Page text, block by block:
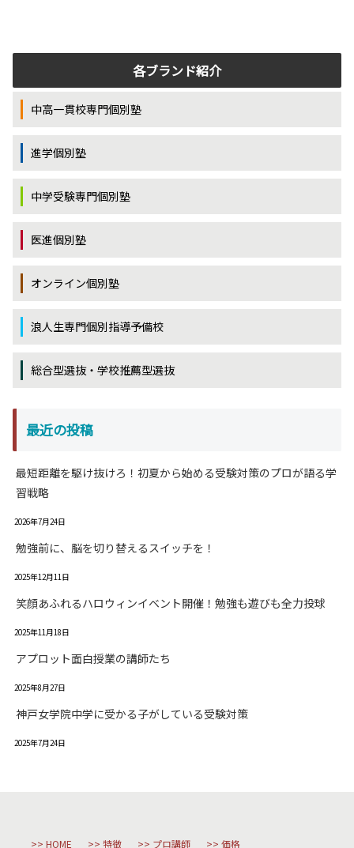
各ブランド紹介
中高一貫校専門個別塾
進学個別塾
中学受験専門個別塾
医進個別塾
オンライン個別塾
浪人生専門個別指導予備校
総合型選抜・学校推薦型選抜
最近の投稿
最短距離を駆け抜けろ！初夏から始める受験対策のプロが語る学
習戦略
2026年7月24日
勉強前に、脳を切り替えるスイッチを！
2025年12月11日
笑顔あふれるハロウィンイベント開催！勉強も遊びも全力投球
2025年11月18日
アプロット面白授業の講師たち
2025年8月27日
神戸女学院中学に受かる子がしている受験対策
2025年7月24日
HOME 特徴 プロ講師 価格